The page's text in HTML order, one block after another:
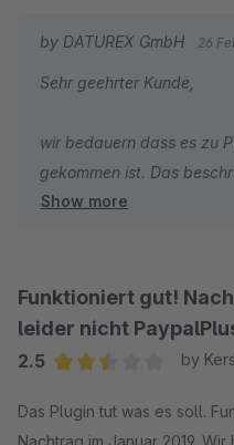
by DATUREX GmbH 26
Sehr geehrter Kunde,
wir bedauern dass es zu
gekommen ist. Das
letzten Update behoben.
Show more
Funktioniert gut!
leider nicht
2.5
by
Das Plugin tut was es soll.
Nachtrag im Januar 2019.